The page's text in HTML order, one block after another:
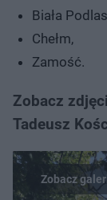
Biała
Chełm,
Zamość.
Zobacz
Tadeusz